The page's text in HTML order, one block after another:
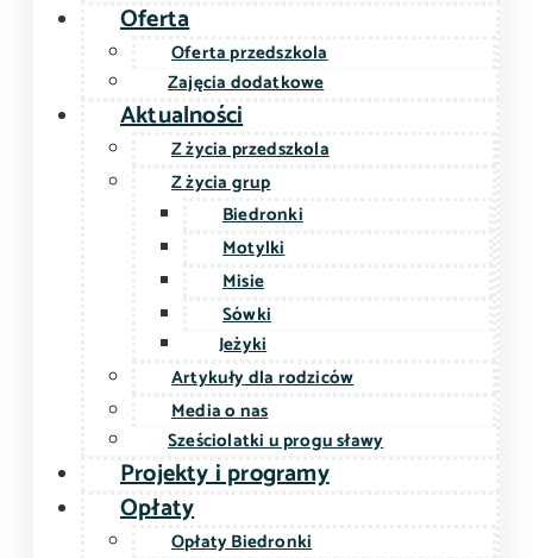
Oferta
Oferta przedszkola
Zajęcia dodatkowe
Aktualności
Z życia przedszkola
Z życia grup
Biedronki
Motylki
Misie
Sówki
Jeżyki
Artykuły dla rodziców
Media o nas
Sześciolatki u progu sławy
Projekty i programy
Opłaty
Opłaty Biedronki